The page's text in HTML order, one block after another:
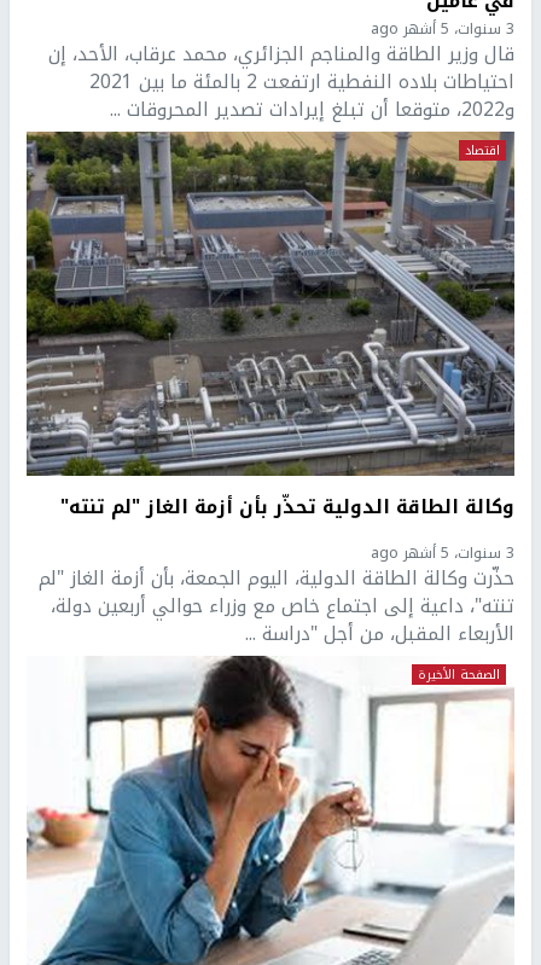
3 سنوات، 5 أشهر ago
قال وزير الطاقة والمناجم الجزائري، محمد عرقاب، الأحد، إن
احتياطات بلاده النفطية ارتفعت 2 بالمئة ما بين 2021
و2022، متوقعا أن تبلغ إيرادات تصدير المحروقات ...
اقتصاد
وكالة الطاقة الدولية تحذّر بأن أزمة الغاز "لم تنته"
3 سنوات، 5 أشهر ago
حذّرت وكالة الطاقة الدولية، اليوم الجمعة، بأن أزمة الغاز "لم
تنته"، داعية إلى اجتماع خاص مع وزراء حوالي أربعين دولة،
الأربعاء المقبل، من أجل "دراسة ...
الصفحة الأخيرة